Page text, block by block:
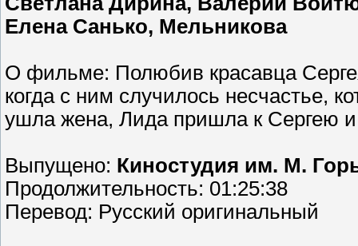
Елена Санько, Мельникова
О фильме: Полюбив красавца
когда с ним случилось несчастье,
ушла жена, Лида пришла к Сергею и
Выпущено: Киностудия им. М.
Продолжительность: 01:25:38
Перевод: Русский оригинальный